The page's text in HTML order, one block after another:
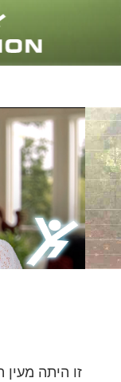
זו היתה